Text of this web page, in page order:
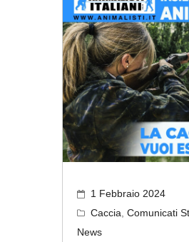
1 Febbraio 2024
Caccia, Comunicati
News